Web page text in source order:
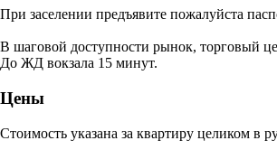
При заселении предъявите пожалуйста
В шаговой доступности рынок, торговый
До ЖД вокзала 15 минут.
Цены
Стоимость указана за квартиру целиком в